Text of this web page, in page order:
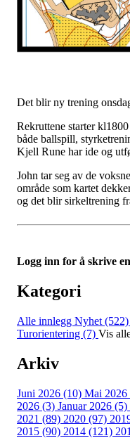
Det blir ny trening
Rekruttene starter
både ballspill,
Kjell Rune har ide og
John tar seg av de
område som kartet
og det blir sirkeltrening
Logg inn for å skrive
Kategori
Alle innlegg Nyhet (522)
Turorientering (7) Vis
Arkiv
Juni 2026 (10) Mai 2026
2026 (3) Januar 2026 (5)
2021 (89) 2020 (97)
2015 (90) 2014 (121)